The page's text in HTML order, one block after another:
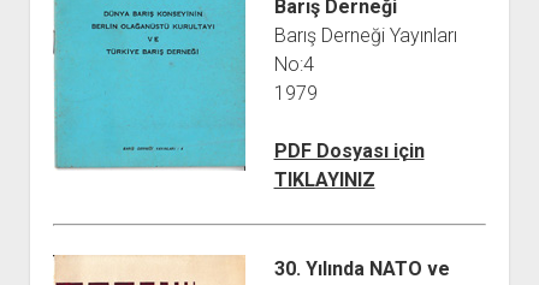
Barış Derneği
Barış Derneği Yayınları
No:4
1979
PDF Dosyası için
TIKLAYINIZ
30. Yılında NATO ve